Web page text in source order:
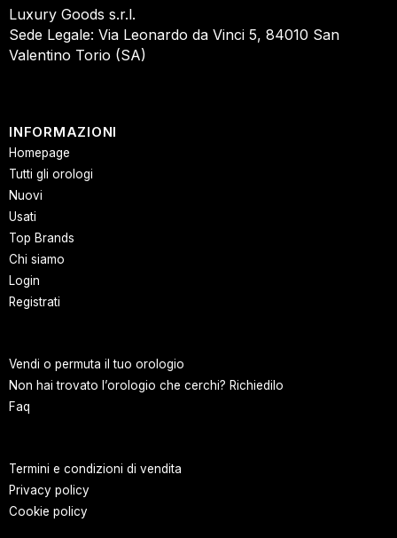
Luxury Goods s.r.l.
Sede Legale: Via Leonardo da Vinci 5, 84010 San
Valentino Torio (SA)
INFORMAZIONI
Homepage
Tutti gli orologi
Nuovi
Usati
Top Brands
Chi siamo
Login
Registrati
Vendi o permuta il tuo orologio
Non hai trovato l’orologio che cerchi? Richiedilo
Faq
Termini e condizioni di vendita
Privacy policy
Cookie policy